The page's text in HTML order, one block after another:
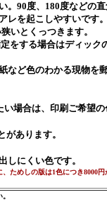
。90度、180度などの
レを起こしやすいです
いとくっつきます。
をする場合はディック
など色のわかる現物を
場合は、印刷ご希望
あります。
にくい色です。
ためしの版は1色につき8000